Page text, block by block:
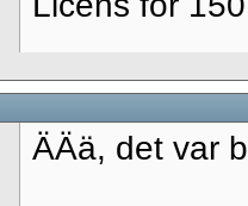
ÄÄä, det var